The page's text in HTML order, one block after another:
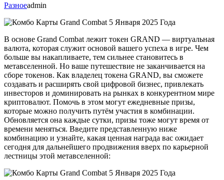
Разноеadmin
В основе Grand Combat лежит токен GRAND — виртуальная
валюта, которая служит основой вашего успеха в игре. Чем
больше вы накапливаете, тем сильнее становитесь в
метавселенной. Но ваше путешествие не заканчивается на
сборе токенов. Как владелец токена GRAND, вы сможете
создавать и расширять свой цифровой бизнес, привлекать
инвесторов и доминировать на рынках в конкурентном мире
криптовалют. Помочь в этом могут ежедневные призы,
которые можно получить путём участия в комбинации.
Обновляется она каждые сутки, призы тоже могут время от
времени меняться. Введите представленную ниже
комбинацию и узнайте, какая ценная награда вас ожидает
сегодня для дальнейшего продвижения вверх по карьерной
лестницы этой метавселенной: